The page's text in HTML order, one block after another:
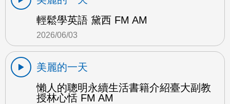
輕鬆學英語 黛西 FM AM
2026/06/03
美麗的一天
懶人的聰明永續生活書籍介紹臺大副教
授林心恬 FM AM